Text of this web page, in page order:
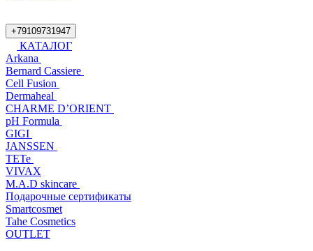
+79109731947
КАТАЛОГ
Arkana
Bernard Cassiere
Cell Fusion
Dermaheal
CHARME D’ORIENT
pH Formula
GIGI
JANSSEN
TETe
VIVAX
M.A.D skincare
Подарочные сертификаты
Smartcosmet
Tahe Cosmetics
OUTLET